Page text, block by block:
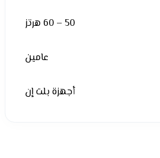
50 – 60 هرتز
عامين
أجهزة بلت إن